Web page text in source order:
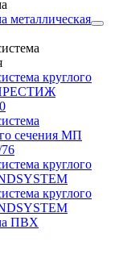
металлическая
круглого
сечения МП
круглого
круглого
ПВХ